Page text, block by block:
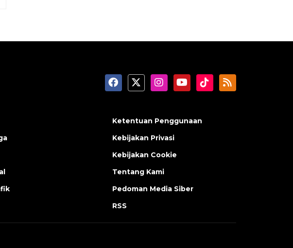
Ketentuan Penggunaan
Kebijakan Privasi
Kebijakan Cookie
Tentang Kami
Pedoman Media Siber
RSS